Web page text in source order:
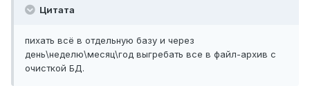
Цитата
пихать всё в отдельную базу и через
день\неделю\месяц\год выгребать все в файл-архив с
очисткой БД.